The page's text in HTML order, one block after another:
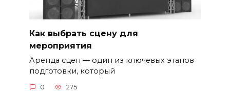
Как выбрать сцену для
мероприятия
Аренда сцен — один из ключевых этапов
подготовки, который
0 275